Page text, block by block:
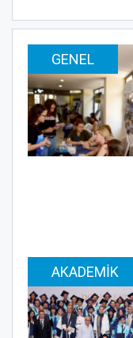
GENEL
AKADEMIK